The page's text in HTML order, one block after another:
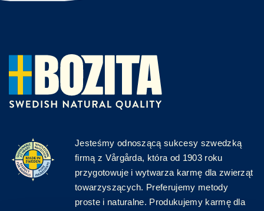
Jesteśmy odnoszącą sukcesy szwedzką
firmą z Vårgårda, która od 1903 roku
przygotowuje i wytwarza karmę dla zwierząt
towarzyszących. Preferujemy metody
proste i naturalne. Produkujemy karmę dla